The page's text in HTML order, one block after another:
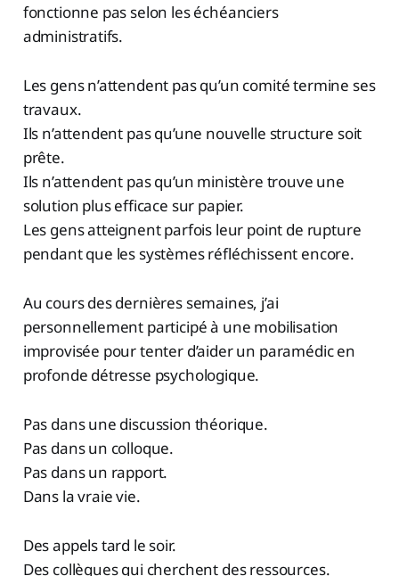
fonctionne pas selon les échéanciers
administratifs.
Les gens n’attendent pas qu’un comité termine ses
travaux.
Ils n’attendent pas qu’une nouvelle structure soit
prête.
Ils n’attendent pas qu’un ministère trouve une
solution plus efficace sur papier.
Les gens atteignent parfois leur point de rupture
pendant que les systèmes réfléchissent encore.
Au cours des dernières semaines, j’ai
personnellement participé à une mobilisation
improvisée pour tenter d’aider un paramédic en
profonde détresse psychologique.
Pas dans une discussion théorique.
Pas dans un colloque.
Pas dans un rapport.
Dans la vraie vie.
Des appels tard le soir.
Des collègues qui cherchent des ressources.